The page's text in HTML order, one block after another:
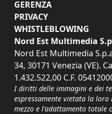
GERENZA
PRIVACY
WHISTLEBLOWING
Nord Est Multimedia
Nord Est Multimedia
34, 30171 Venezia (VE).
1.432.522,00 C.F.
I diritti delle immagini e dei
espressamente vietata la
mezzo e l'adattamento totale